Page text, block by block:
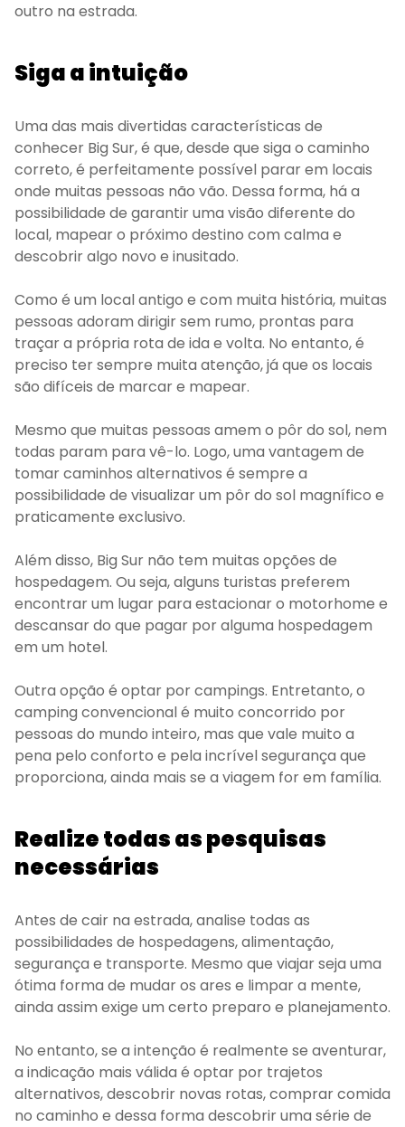
outro na estrada.
Siga a intuição
Uma das mais divertidas características de
conhecer Big Sur, é que, desde que siga o caminho
correto, é perfeitamente possível parar em locais
onde muitas pessoas não vão. Dessa forma, há a
possibilidade de garantir uma visão diferente do
local, mapear o próximo destino com calma e
descobrir algo novo e inusitado.
Como é um local antigo e com muita história, muitas
pessoas adoram dirigir sem rumo, prontas para
traçar a própria rota de ida e volta. No entanto, é
preciso ter sempre muita atenção, já que os locais
são difíceis de marcar e mapear.
Mesmo que muitas pessoas amem o pôr do sol, nem
todas param para vê-lo. Logo, uma vantagem de
tomar caminhos alternativos é sempre a
possibilidade de visualizar um pôr do sol magnífico e
praticamente exclusivo.
Além disso, Big Sur não tem muitas opções de
hospedagem. Ou seja, alguns turistas preferem
encontrar um lugar para estacionar o motorhome e
descansar do que pagar por alguma hospedagem
em um hotel.
Outra opção é optar por campings. Entretanto, o
camping convencional é muito concorrido por
pessoas do mundo inteiro, mas que vale muito a
pena pelo conforto e pela incrível segurança que
proporciona, ainda mais se a viagem for em família.
Realize todas as pesquisas
necessárias
Antes de cair na estrada, analise todas as
possibilidades de hospedagens, alimentação,
segurança e transporte. Mesmo que viajar seja uma
ótima forma de mudar os ares e limpar a mente,
ainda assim exige um certo preparo e planejamento.
No entanto, se a intenção é realmente se aventurar,
a indicação mais válida é optar por trajetos
alternativos, descobrir novas rotas, comprar comida
no caminho e dessa forma descobrir uma série de